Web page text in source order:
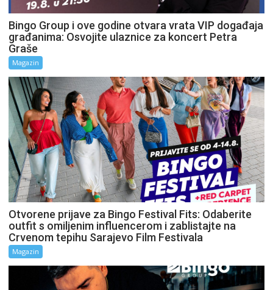
Bingo Group i ove godine otvara vrata VIP događaja
građanima: Osvojite ulaznice za koncert Petra
Graše
Magazin
Otvorene prijave za Bingo Festival Fits: Odaberite
outfit s omiljenim influencerom i zablistajte na
Crvenom tepihu Sarajevo Film Festivala
Magazin